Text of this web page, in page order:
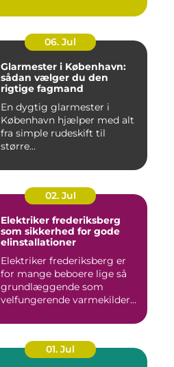
06. Jul
Glarmester i København:
sådan vælger du den
rigtige fagmand
En dygtig glarmester i
København hjælper med alt
fra simple rudeskift til
større...
02. Jul
Elektriker frederiksberg
som sikkerhed for gode
elinstallationer
Elektriker frederiksberg er
for mange beboere lige så
grundlæggende som
velfungerende varmekilder
01. Jul